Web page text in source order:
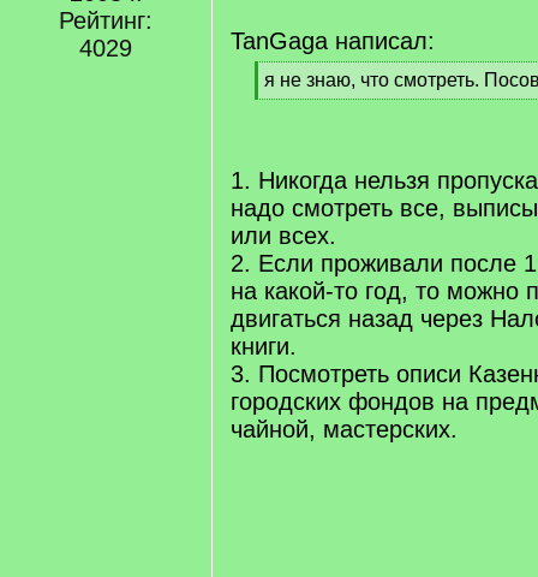
Рейтинг:
4029
TanGaga написал:
[
q
я не знаю, что смотреть.
[
1. Никогда нельзя
надо смотреть все,
или всех.
2. Если проживали после
на какой-то год, то можно
двигаться назад через
книги.
3. Посмотреть описи
городских фондов на
чайной, мастерских.